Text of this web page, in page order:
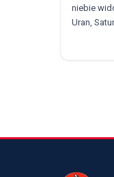
niebie
Uran,